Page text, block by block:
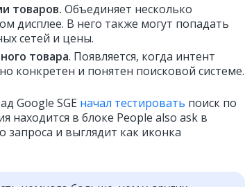
товаров. Объединяет несколько
дисплее. В него также могут попадать
сетей и цены.
товара. Появляется, когда интент
конкретен и понятен поисковой системе.
Google SGE начал тестировать поиск по
находится в блоке People also ask в
запроса и выглядит как иконка